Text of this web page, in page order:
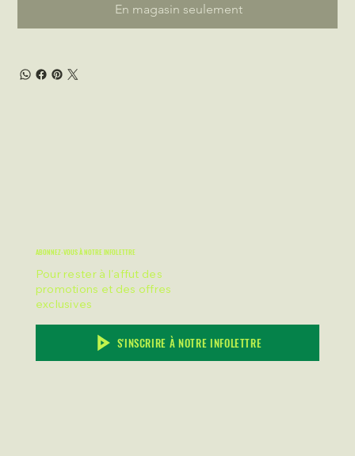
En magasin seulement
ABONNEZ-VOUS À NOTRE INFOLETTRE
Pour rester à l'affut des
promotions et des offres
exclusives
S'INSCRIRE À NOTRE INFOLETTRE